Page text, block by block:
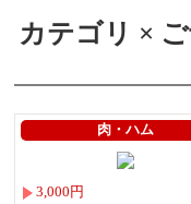
カテゴリ ×
肉・ハム
3,000円